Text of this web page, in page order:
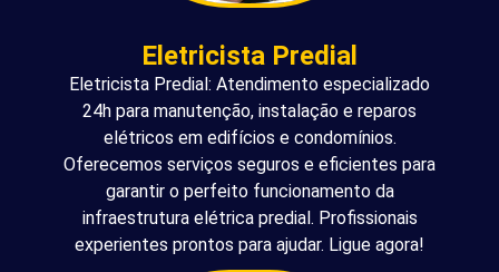
Eletricista Predial
Eletricista Predial: Atendimento especializado
24h para manutenção, instalação e reparos
elétricos em edifícios e condomínios.
Oferecemos serviços seguros e eficientes para
garantir o perfeito funcionamento da
infraestrutura elétrica predial. Profissionais
experientes prontos para ajudar. Ligue agora!